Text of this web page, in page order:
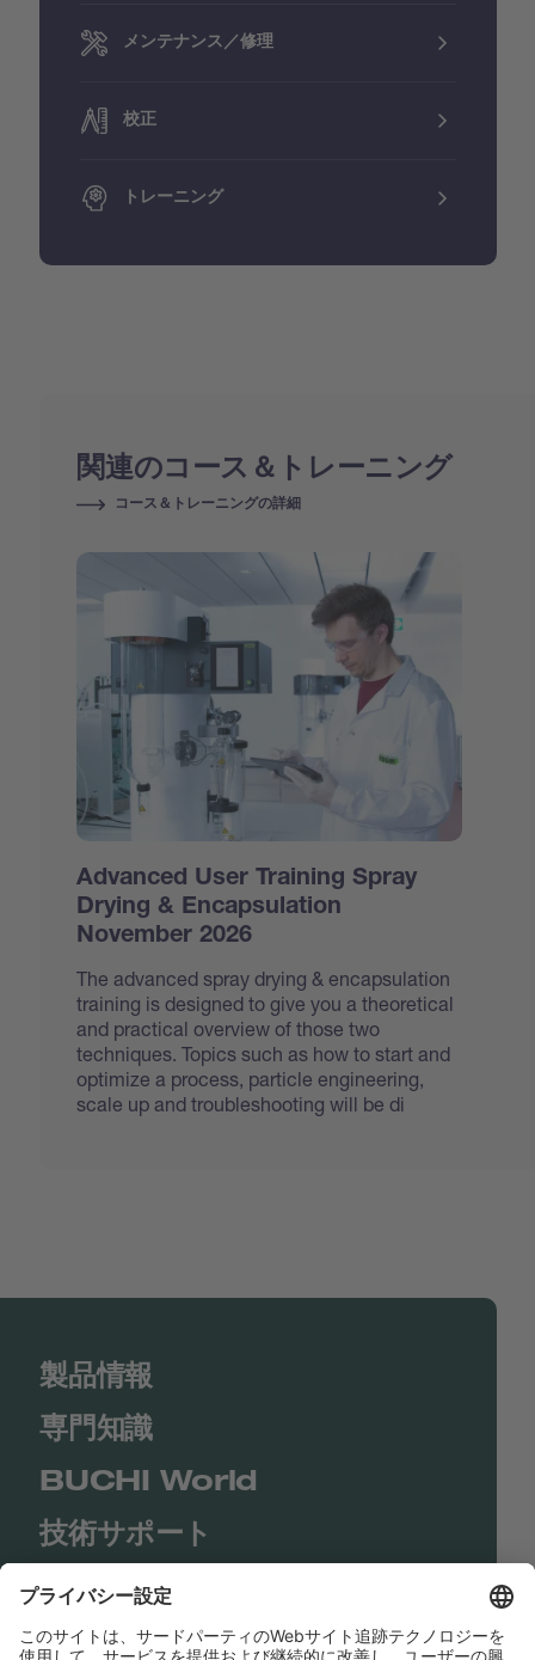
メンテナンス／修理
校正
トレーニング
関連のコース＆トレーニング
コース＆トレーニングの詳細
Advanced User Training Spray
Drying & Encapsulation
November 2026
The advanced spray drying & encapsulation
training is designed to give you a theoretical
and practical overview of those two
techniques. Topics such as how to start and
optimize a process, particle engineering,
scale up and troubleshooting will be di
製品情報
専門知識
BUCHI World
技術サポート
Shop
Contact us